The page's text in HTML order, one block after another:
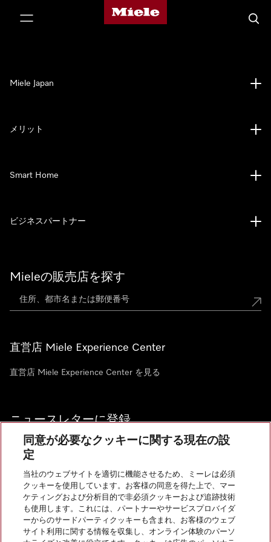
Mieleのホームページ
検索
Mieleの販売店を探す
直営店 Miele Experience Center
直営店 Miele Experience Center を見る
ニュースレターに登録
お問い合わせ
Miele Japan
メリット
Smart Home
ビジネスパートナー
InstagramのMiele
YoutubeのMiele
同意が必要なクッキーに関する現在の設
定
当社のウェブサイトを適切に機能させるため、ミーレは必須
クッキーを使用しています。お客様の同意を得た上で、マー
ケティングおよび分析目的で非必須クッキーおよび追跡技術
も使用します。これには、パートナーやサービスプロバイダ
ーからのサードパーティクッキーも含まれ、お客様のウェブ
サイト利用に関する情報を収集し、オンライン体験のパーソ